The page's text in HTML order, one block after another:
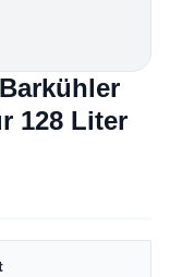
128 Liter